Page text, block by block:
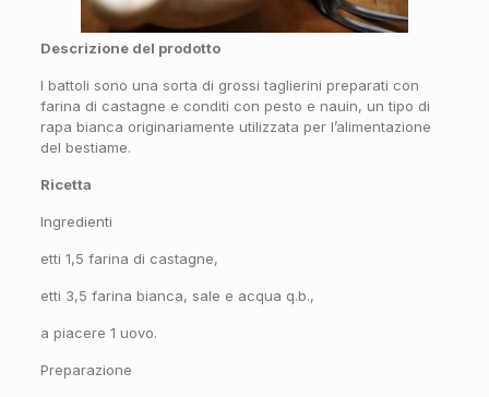
Descrizione del prodotto
I battoli sono una sorta di grossi taglierini preparati con
farina di castagne e conditi con pesto e nauin, un tipo di
rapa bianca originariamente utilizzata per l’alimentazione
del bestiame.
Ricetta
Ingredienti
etti 1,5 farina di castagne,
etti 3,5 farina bianca, sale e acqua q.b.,
a piacere 1 uovo.
Preparazione